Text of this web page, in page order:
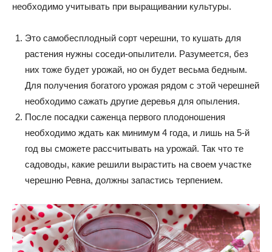
необходимо учитывать при выращивании культуры.
Это самобесплодный сорт черешни, то кушать для
растения нужны соседи-опылители. Разумеется, без
них тоже будет урожай, но он будет весьма бедным.
Для получения богатого урожая рядом с этой черешней
необходимо сажать другие деревья для опыления.
После посадки саженца первого плодоношения
необходимо ждать как минимум 4 года, и лишь на 5-й
год вы сможете рассчитывать на урожай. Так что те
садоводы, какие решили вырастить на своем участке
черешню Ревна, должны запастись терпением.